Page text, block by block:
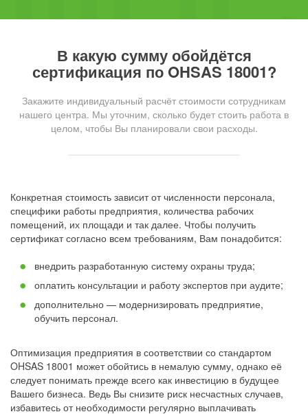
В какую сумму обойдётся
сертификация по OHSAS 18001?
Закажите индивидуальный расчёт стоимости сотрудникам
нашего центра. Мы уточним, сколько будет стоить работа в
целом, чтобы Вы планировали свои расходы.
Конкретная стоимость зависит от численности персонала,
специфики работы предприятия, количества рабочих
помещений, их площади и так далее. Чтобы получить
сертификат согласно всем требованиям, Вам понадобится:
внедрить разработанную систему охраны труда;
оплатить консультации и работу экспертов при аудите;
дополнительно — модернизировать предприятие,
обучить персонал.
Оптимизация предприятия в соответствии со стандартом
OHSAS 18001 может обойтись в немалую сумму, однако её
следует понимать прежде всего как инвестицию в будущее
Вашего бизнеса. Ведь Вы снизите риск несчастных случаев,
избавитесь от необходимости регулярно выплачивать